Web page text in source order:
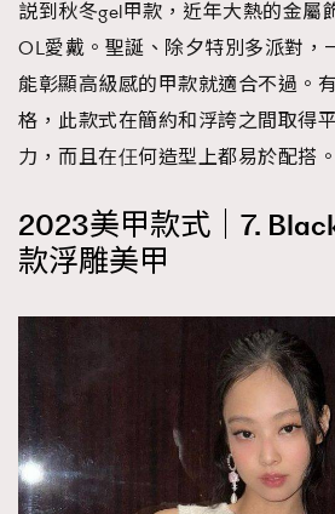
説到秋冬gel甲款，近年大熱的金屬
OL愛戴。聖誕、除夕特別多派對，
能彰顯高級感的甲款就適合不過。
格，此款式在簡約和浮誇之間取得
力，而且在仼何造型上都易於配搭。
2023美甲款式｜7.
款浮雕美甲